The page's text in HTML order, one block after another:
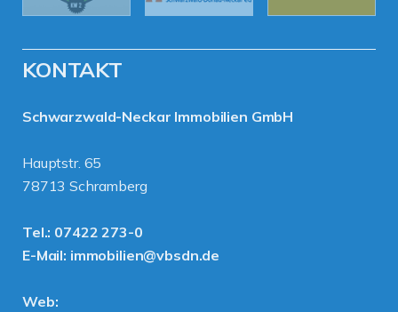
KONTAKT
Schwarzwald-Neckar Immobilien GmbH
Hauptstr. 65
78713 Schramberg
Tel.: 07422 273-0
E-Mail: immobilien@vbsdn.de
Web: